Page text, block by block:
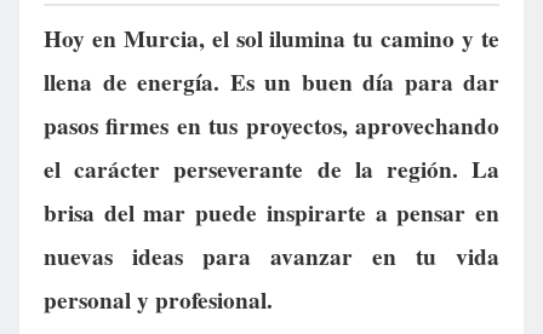
Hoy en Murcia, el sol ilumina tu camino y te
llena de energía. Es un buen día para dar
pasos firmes en tus proyectos, aprovechando
el carácter perseverante de la región. La
brisa del mar puede inspirarte a pensar en
nuevas ideas para avanzar en tu vida
personal y profesional.